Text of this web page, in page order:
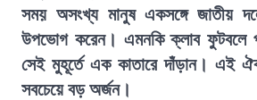
সময় অসংখ্য মানুষ একসঙ্গে জাতীয়
উপভোগ করেন। এমনকি ক্লাব ফুটবলে
সেই মুহূর্তে এক কাতারে দাঁড়ান। এই
সবচেয়ে বড় অর্জন।